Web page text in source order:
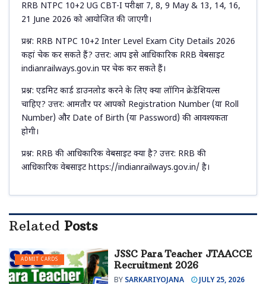
RRB NTPC 10+2 UG CBT-I परीक्षा 7, 8, 9 May & 13, 14, 16,
21 June 2026 को आयोजित की जाएगी।
प्रश्न: RRB NTPC 10+2 Inter Level Exam City Details 2026
कहां चेक कर सकते हैं? उत्तर: आप इसे आधिकारिक RRB वेबसाइट
indianrailways.gov.in पर चेक कर सकते हैं।
प्रश्न: एडमिट कार्ड डाउनलोड करने के लिए क्या लॉगिन क्रेडेंशियल्स
चाहिए? उत्तर: आमतौर पर आपको Registration Number (या Roll
Number) और Date of Birth (या Password) की आवश्यकता
होगी।
प्रश्न: RRB की आधिकारिक वेबसाइट क्या है? उत्तर: RRB की
आधिकारिक वेबसाइट https://indianrailways.gov.in/ है।
Related Posts
ADMIT CARDS
JSSC Para Teacher JTAACCE
Recruitment 2026
BY SARKARIYOJANA JULY 25, 2026